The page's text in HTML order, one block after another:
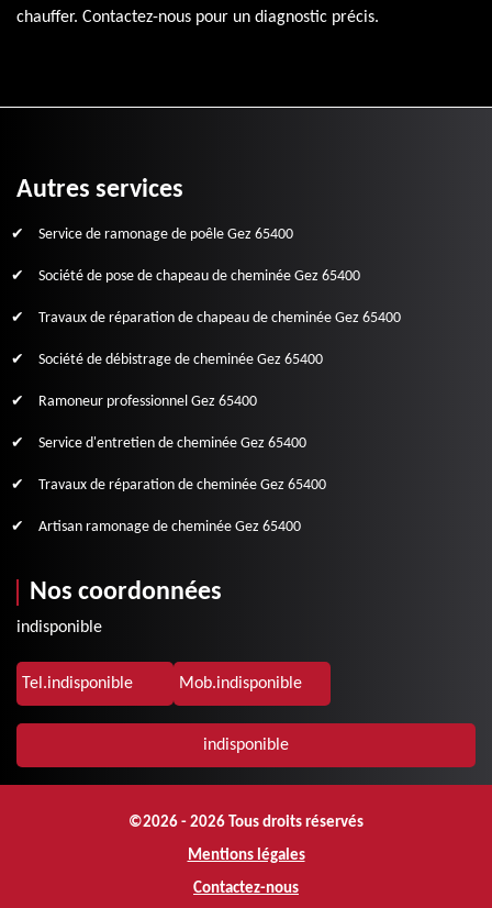
chauffer. Contactez-nous pour un diagnostic précis.
Autres services
Service de ramonage de poêle Gez 65400
Société de pose de chapeau de cheminée Gez 65400
Travaux de réparation de chapeau de cheminée Gez 65400
Société de débistrage de cheminée Gez 65400
Ramoneur professionnel Gez 65400
Service d'entretien de cheminée Gez 65400
Travaux de réparation de cheminée Gez 65400
Artisan ramonage de cheminée Gez 65400
Nos coordonnées
indisponible
Tel.indisponible Mob.indisponible
indisponible
©2026 - 2026 Tous droits réservés
Mentions légales
Contactez-nous